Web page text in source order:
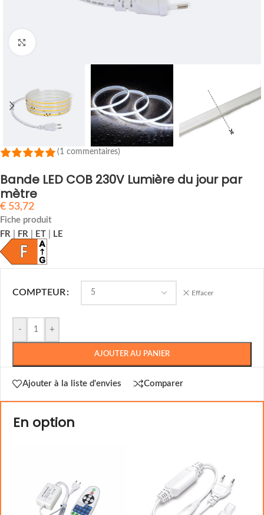
(1 commentaires)
Bande LED COB 230V Lumière du jour par
mètre
€ 53,72
Fiche produit
FR
FR ET LE
COMPTEUR Effacer
- +
AJOUTER AU PANIER
Ajouter à la liste d'envies Comparer
En option